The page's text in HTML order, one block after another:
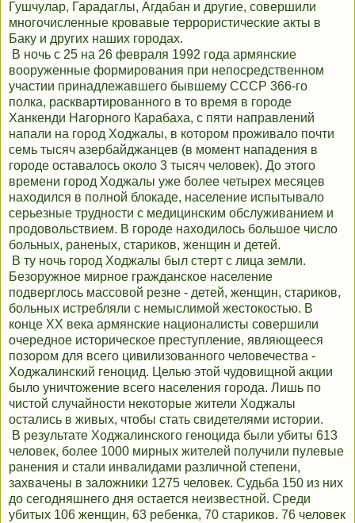
Гушчулар, Гарадаглы, Агдабан и другие, совершили
многочисленные кровавые террористические акты в
Баку и других наших городах.
В ночь с 25 на 26 февраля 1992 года армянские
вооруженные формирования при непосредственном
участии принадлежавшего бывшему СССР 366-го
полка, расквартированного в то время в городе
Ханкенди Нагорного Карабаха, с пяти направлений
напали на город Ходжалы, в котором проживало почти
семь тысяч азербайджанцев (в момент нападения в
городе оставалось около 3 тысяч человек). До этого
времени город Ходжалы уже более четырех месяцев
находился в полной блокаде, население испытывало
серьезные трудности с медицинским обслуживанием и
продовольствием. В городе находилось большое число
больных, раненых, стариков, женщин и детей.
В ту ночь город Ходжалы был стерт с лица земли.
Безоружное мирное гражданское население
подверглось массовой резне - детей, женщин, стариков,
больных истребляли с немыслимой жестокостью. В
конце ХХ века армянские националисты совершили
очередное историческое преступление, являющееся
позором для всего цивилизованного человечества -
Ходжалинский геноцид. Целью этой чудовищной акции
было уничтожение всего населения города. Лишь по
чистой случайности некоторые жители Ходжалы
остались в живых, чтобы стать свидетелями истории.
В результате Ходжалинского геноцида были убиты 613
человек, более 1000 мирных жителей получили пулевые
ранения и стали инвалидами различной степени,
захвачены в заложники 1275 человек. Судьба 150 из них
до сегодняшнего дня остается неизвестной. Среди
убитых 106 женщин, 63 ребенка, 70 стариков. 76 человек